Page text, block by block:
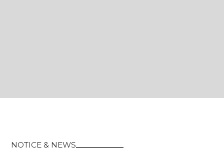
NOTICE & NEWS